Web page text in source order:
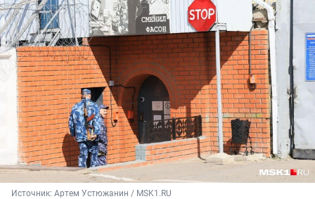
Источник: Артем Устюжанин / MSK1.RU